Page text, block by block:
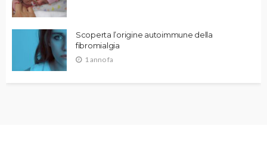
Scoperta l’origine autoimmune della
fibromialgia
1 anno fa